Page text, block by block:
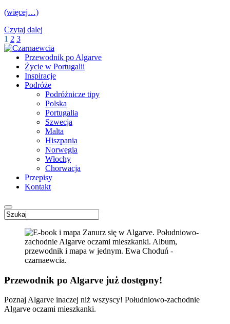
(więcej…)
Czytaj dalej
1 2 3
Przewodnik po Algarve
Życie w Portugalii
Inspiracje
Podróże
Podróżnicze tipy
Polska
Portugalia
Szwecja
Malta
Hiszpania
Norwegia
Włochy
Chorwacja
Przepisy
Kontakt
Przewodnik po Algarve już dostępny!
Poznaj Algarve inaczej niż wszyscy! Południowo-zachodnie
Algarve oczami mieszkanki.